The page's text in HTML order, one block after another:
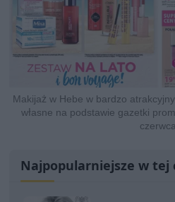
Makijaż w Hebe w bardzo
własne na podstawie gazetki
czerwca
Najpopularniejsze w tej